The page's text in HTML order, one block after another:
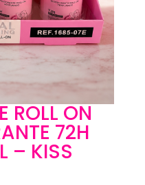
ROLL ON
72H
– KISS